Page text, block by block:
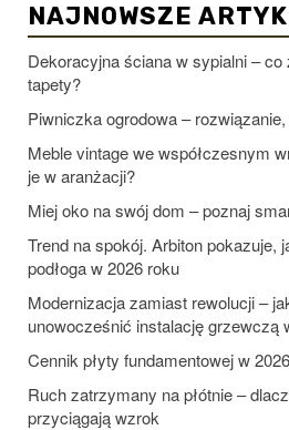
NAJNOWSZE
Dekoracyjna ściana w sypialni –
tapety?
Piwniczka ogrodowa –
Meble vintage we współczesnym
je w aranżacji?
Miej oko na swój dom – poznaj
Trend na spokój. Arbiton pokazuje,
podłoga w 2026 roku
Modernizacja zamiast rewolucji –
unowocześnić instalację grzewczą
Cennik płyty fundamentowej w
Ruch zatrzymany na płótnie –
przyciągają wzrok